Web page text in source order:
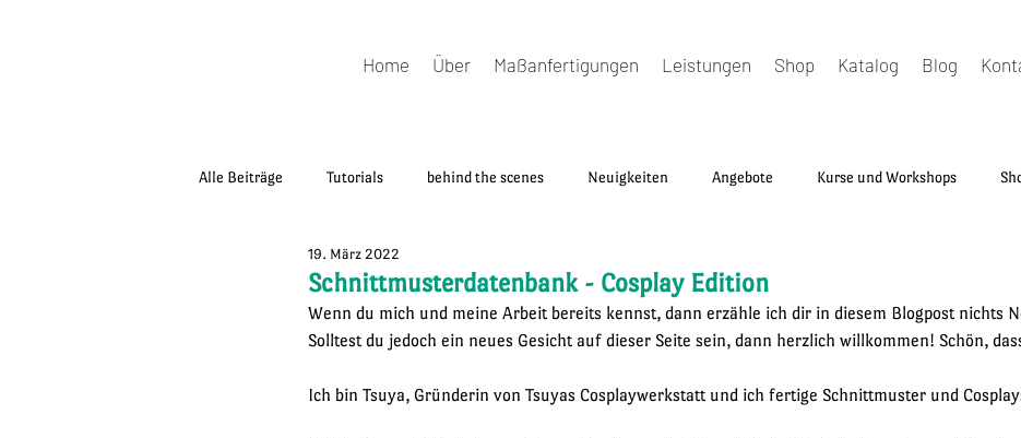
Home Über Maßanfertigungen Leistungen Shop Katalog Blog
Alle Beiträge Tutorials behind the scenes Neuigkeiten Angebote Kurse und Workshops
Nähen
Schnittmusterdatenbank - Cosplay Edition
19. März 2022
Wenn du mich und meine Arbeit bereits kennst, dann erzähle ich dir in diesem Blogpost nichts
Solltest du jedoch ein neues Gesicht auf dieser Seite sein, dann herzlich willkommen! Schön,
Ich bin Tsuya, Gründerin von Tsuyas Cosplaywerkstatt und ich fertige Schnittmuster und